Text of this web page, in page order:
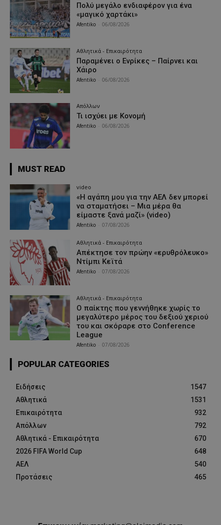
Πολύ μεγάλο ενδιαφέρον για ένα
«μαγικό χαρτάκι»
Afentiko 06/08/2026
Αθλητικά - Επικαιρότητα
Παραμένει ο Ενρίκες – Παίρνει και
Χάιρο
Afentiko 06/08/2026
Απόλλων
Τι ισχύει με Κονομή
Afentiko 06/08/2026
MUST READ
video
«Η αγάπη μου για την ΑΕΛ δεν μπορεί
να σταματήσει – Μια μέρα θα
είμαστε ξανά μαζί» (video)
Afentiko 07/08/2026
Αθλητικά - Επικαιρότητα
Απέκτησε τον πρώην «ερυθρόλευκο»
Ντίμπι Κεϊτά
Afentiko 07/08/2026
Αθλητικά - Επικαιρότητα
Ο παίκτης που γεννήθηκε χωρίς το
μεγαλύτερο μέρος του δεξιού χεριού
του και σκόραρε στο Conference
League
Afentiko 07/08/2026
POPULAR CATEGORIES
Ειδήσεις
1547
Αθλητικά
1531
Επικαιρότητα
932
Απόλλων
792
Αθλητικά - Επικαιρότητα
670
2026 FIFA World Cup
648
ΑΕΛ
540
Προτάσεις
465